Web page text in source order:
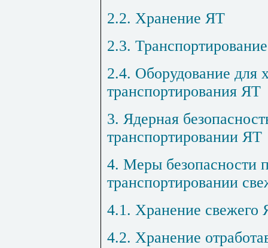
2.2. Хранение ЯТ
2.3.
2.4. Оборудование для
транспортирования ЯТ
3. Ядерная
транспортировании ЯТ
4. Меры безопасности
транспортировании
4.1. Хранение свежего
4.2. Хранение